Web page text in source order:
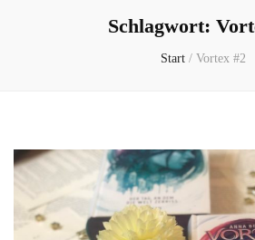
Schlagwort:
Start / Vortex #2